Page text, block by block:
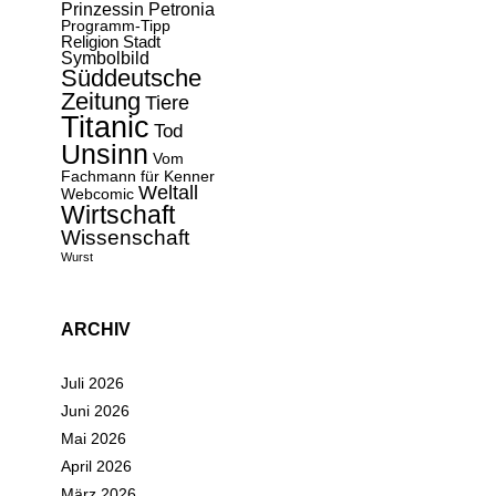
Prinzessin Petronia
Programm-Tipp
Religion Stadt
Symbolbild
Süddeutsche
Zeitung Tiere
Titanic Tod
Unsinn Vom
Fachmann für Kenner
Webcomic Weltall
Wirtschaft
Wissenschaft
Wurst
ARCHIV
Juli 2026
Juni 2026
Mai 2026
April 2026